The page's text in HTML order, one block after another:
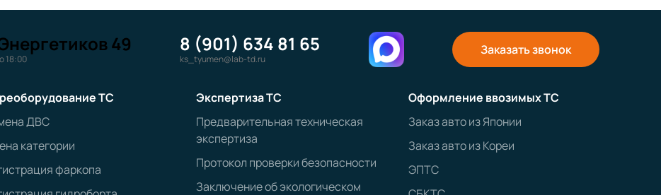
49
18:00
8 (901) 634 81 65
ks_tyumen@lab-td.ru
Заказать звонок
ТС
ДВС
категории
фаркопа
Экспертиза ТС
Предварительная техническая
экспертиза
Протокол проверки безопасности
Заключение об экологическом
Оформление ввозимых ТС
Заказ авто из Японии
Заказ авто из Кореи
ЭПТС